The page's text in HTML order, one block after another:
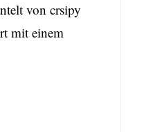
von crsipy
mit einem